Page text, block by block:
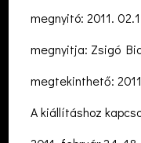
megnyitó: 2011.
megnyitja: Zsigó
megtekinthető:
A kiállításhoz